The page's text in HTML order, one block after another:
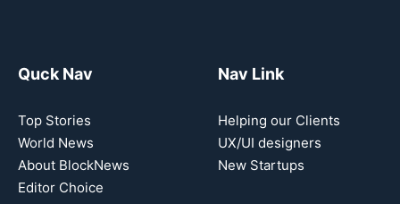
Quck Nav
Top Stories
World News
About BlockNews
Editor Choice
Nav Link
Helping our Clients
UX/UI designers
New Startups